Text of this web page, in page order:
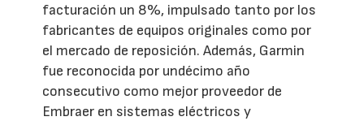
facturación un 8%, impulsado tanto por los
fabricantes de equipos originales como por
el mercado de reposición. Además, Garmin
fue reconocida por undécimo año
consecutivo como mejor proveedor de
Embraer en sistemas eléctricos y